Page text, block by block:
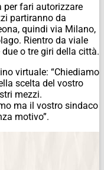
per fari autorizzare
partiranno da
quindi via Milano,
Rientro da viale
o tre giri della città.
virtuale: “Chiediamo
scelta del vostro
mezzi.
ma il vostro sindaco
motivo”.